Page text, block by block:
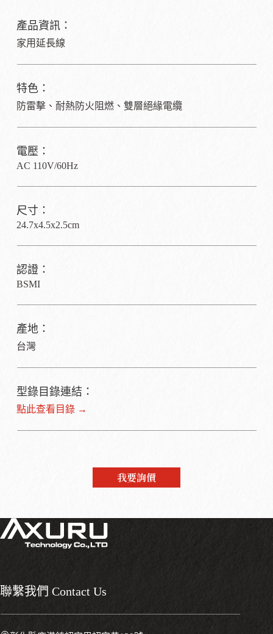
產品資訊：
家用延長線
特色：
防雷擊、耐熱防火阻燃、雙層絕緣電纜
電壓：
AC 110V/60Hz
尺寸：
24.7x4.5x2.5cm
認證：
BSMI
產地：
台灣
型錄目錄連結：
點此查看目錄 →
我要詢價
聯繫我們 Contact Us